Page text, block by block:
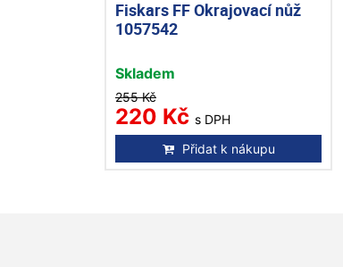
Fiskars FF Okrajovací nůž
1057542
Skladem
255 Kč
220 Kč s DPH
Přidat k nákupu